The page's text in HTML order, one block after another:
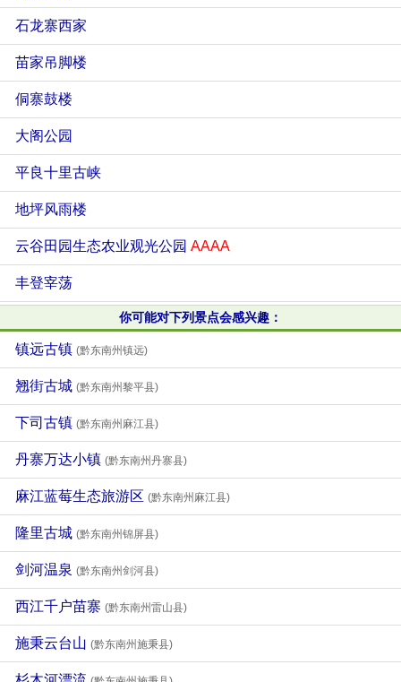
石龙寨西家
苗家吊脚楼
侗寨鼓楼
大阁公园
平良十里古峡
地坪风雨楼
云谷田园生态农业观光公园 AAAA
丰登宰荡
你可能对下列景点会感兴趣：
镇远古镇 (黔东南州镇远)
翘街古城 (黔东南州黎平县)
下司古镇 (黔东南州麻江县)
丹寨万达小镇 (黔东南州丹寨县)
麻江蓝莓生态旅游区 (黔东南州麻江县)
隆里古城 (黔东南州锦屏县)
剑河温泉 (黔东南州剑河县)
西江千户苗寨 (黔东南州雷山县)
施秉云台山 (黔东南州施秉县)